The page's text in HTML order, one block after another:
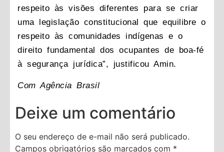
respeito às visões diferentes para se criar
uma legislação constitucional que equilibre o
respeito às comunidades indígenas e o
direito fundamental dos ocupantes de boa-fé
à segurança jurídica”, justificou Amin.
Com Agência Brasil
Deixe um comentário
O seu endereço de e-mail não será publicado.
Campos obrigatórios são marcados com *